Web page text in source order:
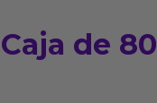
de 80